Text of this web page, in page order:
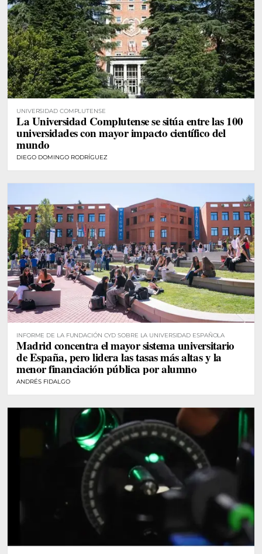
UNIVERSIDAD COMPLUTENSE
La Universidad Complutense se sitúa entre las 100
universidades con mayor impacto científico del
mundo
DIEGO DOMINGO RODRÍGUEZ
INFORME DE LA FUNDACIÓN CYD SOBRE LA UNIVERSIDAD ESPAÑOLA
Madrid concentra el mayor sistema universitario
de España, pero lidera las tasas más altas y la
menor financiación pública por alumno
ANDRÉS FIDALGO